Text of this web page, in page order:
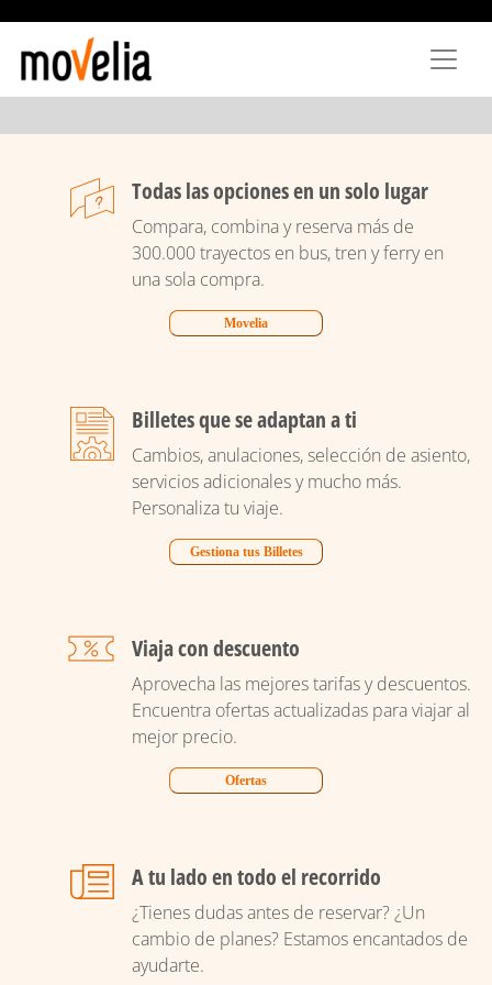
principal
Todas las opciones en un solo lugar
Compara, combina y reserva más de
300.000 trayectos en bus, tren y ferry en
una sola compra.
Movelia
Billetes que se adaptan a ti
Cambios, anulaciones, selección de asiento,
servicios adicionales y mucho más.
Personaliza tu viaje.
Gestiona tus Billetes
Viaja con descuento
Aprovecha las mejores tarifas y descuentos.
Encuentra ofertas actualizadas para viajar al
mejor precio.
Ofertas
A tu lado en todo el recorrido
¿Tienes dudas antes de reservar? ¿Un
cambio de planes? Estamos encantados de
ayudarte.